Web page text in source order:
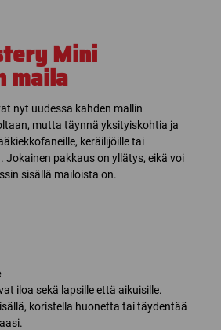
Mini
maila
nyt uudessa kahden mallin
mutta täynnä yksityiskohtia ja
keräilijöille tai
Jokainen pakkaus on yllätys, eikä voi
sisällä mailoista on.
iloa sekä lapsille että aikuisille.
koristella huonetta tai täydentää